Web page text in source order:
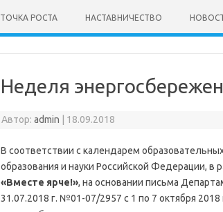
ТОЧКА РОСТА НАСТАВНИЧЕСТВО
Неделя
Автор:admin 18.09.2018
В соответствии с календарем
образования и науки Российской Федерации, в
«Вместе ярче!», на основании письма
31.07.2018 г. №01-07/2957 с 1 по 7 октября 2018